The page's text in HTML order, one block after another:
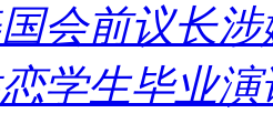
会前议长
学生毕业